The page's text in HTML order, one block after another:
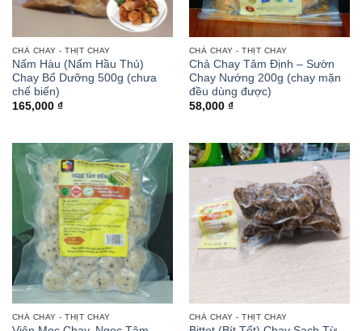
CHẢ CHAY - THỊT CHAY
Nấm Hàu (Nấm Hầu Thủ)
Chay Bổ Dưỡng 500g (chưa
chế biến)
165,000 ₫
CHẢ CHAY - THỊT CHAY
Chả Chay Tâm Định – Sườn
Chay Nướng 200g (chay mặn
đều dùng được)
58,000 ₫
CHẢ CHAY - THỊT CHAY CHẢ CHAY - THỊT CHAY